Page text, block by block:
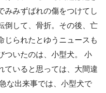
みみずばれの傷をつけてし
倒して、骨折。その後、亡
じられたとゆうニュースも
ついたのは、小型犬。 小
ていると思っては、大間違
な出来事では、小型犬で